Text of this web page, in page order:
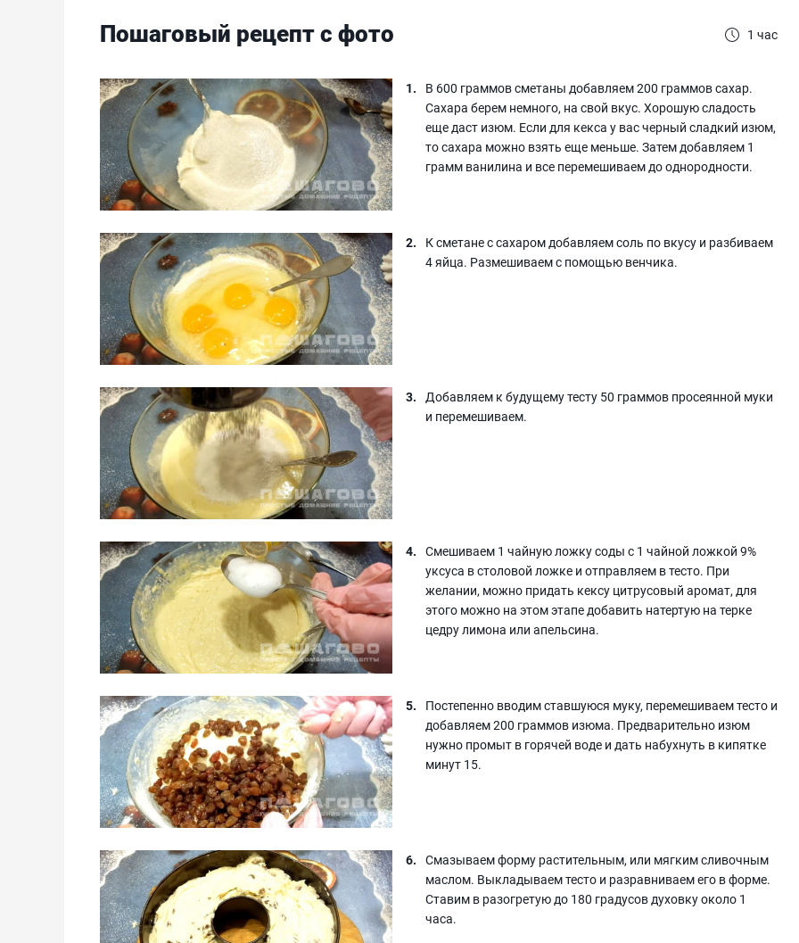
Пошаговый рецепт с фото 1 час
В 600 граммов сметаны добавляем 200 граммов сахар.
Сахара берем немного, на свой вкус. Хорошую сладость
еще даст изюм. Если для кекса у вас черный сладкий изюм,
то сахара можно взять еще меньше. Затем добавляем 1
грамм ванилина и все перемешиваем до однородности.
К сметане с сахаром добавляем соль по вкусу и разбиваем
4 яйца. Размешиваем с помощью венчика.
Добавляем к будущему тесту 50 граммов просеянной муки
и перемешиваем.
Смешиваем 1 чайную ложку соды с 1 чайной ложкой 9%
уксуса в столовой ложке и отправляем в тесто. При
желании, можно придать кексу цитрусовый аромат, для
этого можно на этом этапе добавить натертую на терке
цедру лимона или апельсина.
Постепенно вводим ставшуюся муку, перемешиваем тесто и
добавляем 200 граммов изюма. Предварительно изюм
нужно промыт в горячей воде и дать набухнуть в кипятке
минут 15.
Смазываем форму растительным, или мягким сливочным
маслом. Выкладываем тесто и разравниваем его в форме.
Ставим в разогретую до 180 градусов духовку около 1
часа.